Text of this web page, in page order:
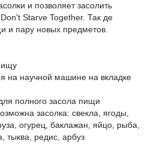
и позволяет засолить
Starve Together. Так де
и пару новых предметов.
на научной машине на вкладке
полного засола пищи
засолка: свекла, ягоды,
огурец, баклажан, яйцо, рыба,
тыква, редис, арбуз